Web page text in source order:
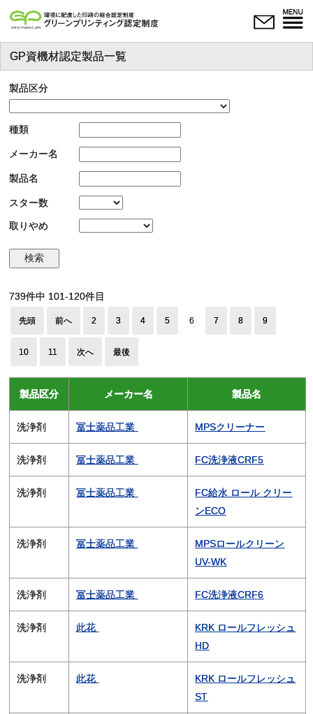
GP資機材認定製品一覧
製品区分
種類
メーカー名
製品名
スター数
取りやめ
739件中 101-120件目
先頭 前へ 2 3 4 5 6 7 8 9
10 11 次へ 最後
製品区分 メーカー名 製品名
洗浄剤 冨士薬品工業 MPSクリーナー
洗浄剤 冨士薬品工業 FC洗浄液CRF5
洗浄剤 冨士薬品工業
FC給水 ロール クリー
ンECO
洗浄剤 冨士薬品工業
MPSロールクリーン
UV-WK
洗浄剤 冨士薬品工業 FC洗浄液CRF6
洗浄剤 此花
KRK ロールフレッシュ
HD
洗浄剤 此花
KRK ロールフレッシュ
ST